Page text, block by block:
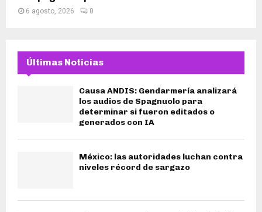
6 agosto, 2026 0
Últimas Noticias
Causa ANDIS: Gendarmería analizará
los audios de Spagnuolo para
determinar si fueron editados o
generados con IA
México: las autoridades luchan contra
niveles récord de sargazo